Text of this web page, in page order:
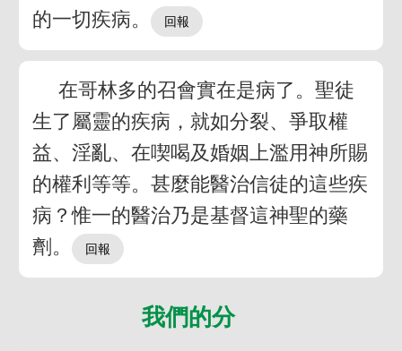
的一切疾病。
在哥林多的召會實在是病了。聖徒
生了屬靈的疾病，就如分裂、爭取權
益、淫亂、在喫喝及婚姻上濫用神所賜
的權利等等。甚麼能醫治信徒的這些疾
病？惟一的醫治乃是基督這神聖的藥
劑。
我們的分